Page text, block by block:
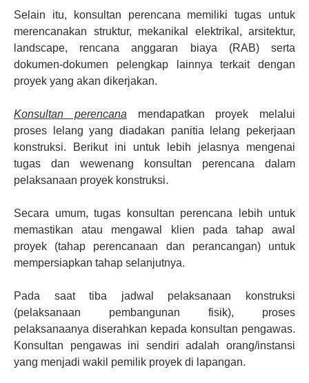
Selain itu, konsultan perencana memiliki tugas untuk
merencanakan struktur, mekanikal elektrikal, arsitektur,
landscape, rencana anggaran biaya (RAB) serta
dokumen-dokumen pelengkap lainnya terkait dengan
proyek yang akan dikerjakan.
Konsultan perencana mendapatkan proyek melalui
proses lelang yang diadakan panitia lelang pekerjaan
konstruksi. Berikut ini untuk lebih jelasnya mengenai
tugas dan wewenang konsultan perencana dalam
pelaksanaan proyek konstruksi.
Secara umum, tugas konsultan perencana lebih untuk
memastikan atau mengawal klien pada tahap awal
proyek (tahap perencanaan dan perancangan) untuk
mempersiapkan tahap selanjutnya.
Pada saat tiba jadwal pelaksanaan konstruksi
(pelaksanaan pembangunan fisik), proses
pelaksanaanya diserahkan kepada konsultan pengawas.
Konsultan pengawas ini sendiri adalah orang/instansi
yang menjadi wakil pemilik proyek di lapangan.